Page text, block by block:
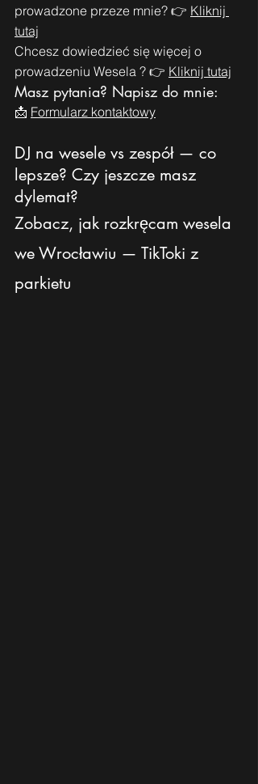
prowadzone przeze mnie? 👉 Kliknij
tutaj
Chcesz dowiedzieć się więcej o
prowadzeniu Wesela ? 👉 Kliknij tutaj
Masz pytania? Napisz do mnie:
📩 Formularz kontaktowy
DJ na wesele vs zespół — co
lepsze? Czy jeszcze masz
dylemat?
Zobacz, jak rozkręcam wesela
we Wrocławiu — TikToki z
parkietu